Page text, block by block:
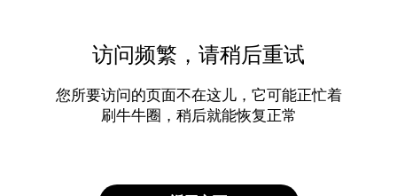
访问频繁，请稍后重试
您所要访问的页面不在这儿，它可能正忙着
刷牛牛圈，稍后就能恢复正常